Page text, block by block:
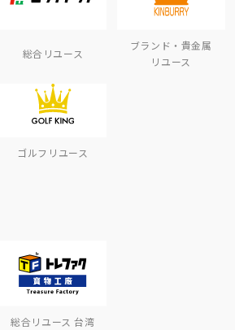
総合リユース
ブランド・貴金属
リユース
ゴルフリユース
総合リユース 台湾